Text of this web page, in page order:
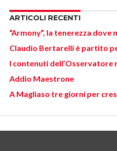
ARTICOLI RECENTI
“Armony”, la tenerezza dove
Claudio Bertarelli è partito
I contenuti dell’Osservatore
Addio Maestrone
A Magliaso tre giorni per